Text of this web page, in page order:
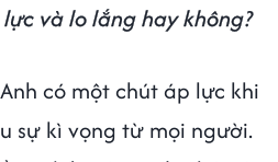
và lo lắng hay không?
có một chút áp lực khi
sự kì vọng từ mọi người.